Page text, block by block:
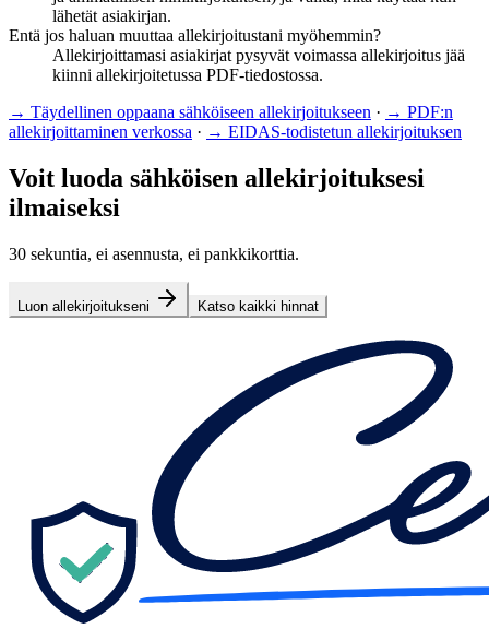
lähetät asiakirjan.
Entä jos haluan muuttaa allekirjoitustani myöhemmin?
Allekirjoittamasi asiakirjat pysyvät voimassa allekirjoitus jää
kiinni allekirjoitetussa PDF-tiedostossa.
→ Täydellinen oppaana sähköiseen allekirjoitukseen · → PDF:n
allekirjoittaminen verkossa · → EIDAS-todistetun allekirjoituksen
Voit luoda sähköisen allekirjoituksesi
ilmaiseksi
30 sekuntia, ei asennusta, ei pankkikorttia.
Luon allekirjoitukseni Katso kaikki hinnat